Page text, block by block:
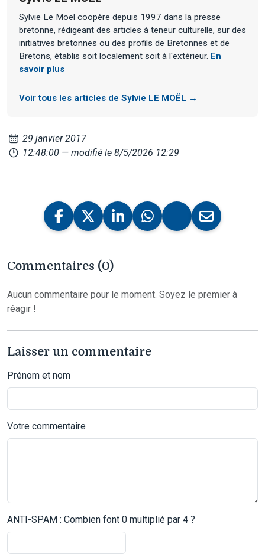
Sylvie Le Moël coopère depuis 1997 dans la presse
bretonne, rédigeant des articles à teneur culturelle, sur des
initiatives bretonnes ou des profils de Bretonnes et de
Bretons, établis soit localement soit à l'extérieur. En
savoir plus
Voir tous les articles de Sylvie LE MOËL →
29 janvier 2017
12:48:00 — modifié le 8/5/2026 12:29
Commentaires (0)
Aucun commentaire pour le moment. Soyez le premier à
réagir !
Laisser un commentaire
Prénom et nom
Votre commentaire
ANTI-SPAM : Combien font 0 multiplié par 4 ?